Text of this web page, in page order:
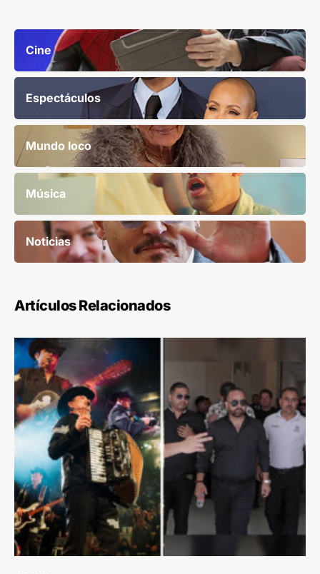
Cine
Espectáculos
Mundo loco
Música
Noticias
Artículos Relacionados